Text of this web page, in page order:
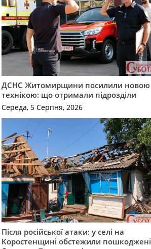
ДСНС Житомирщини посилили новою
технікою: що отримали підрозділи
Середа, 5 Серпня, 2026
Після російської атаки: у селі на
Коростенщині обстежили пошкоджені